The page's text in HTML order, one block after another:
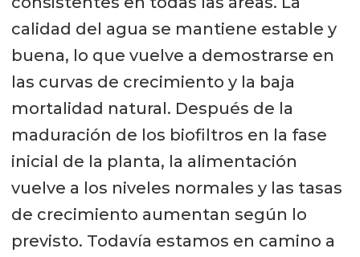
calidad del agua se mantiene estable y
buena, lo que vuelve a demostrarse en
las curvas de crecimiento y la baja
mortalidad natural. Después de la
maduración de los biofiltros en la fase
inicial de la planta, la alimentación
vuelve a los niveles normales y las tasas
de crecimiento aumentan según lo
previsto. Todavía estamos en camino a